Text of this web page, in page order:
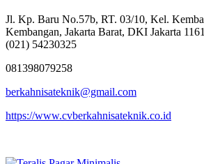
Jl. Kp. Baru No.57b, RT. 03/10, Kel.
Kembangan, Jakarta Barat, DKI Jakarta
(021) 54230325
081398079258
berkahnisateknik@gmail.com
https://www.cvberkahnisateknik.co.id